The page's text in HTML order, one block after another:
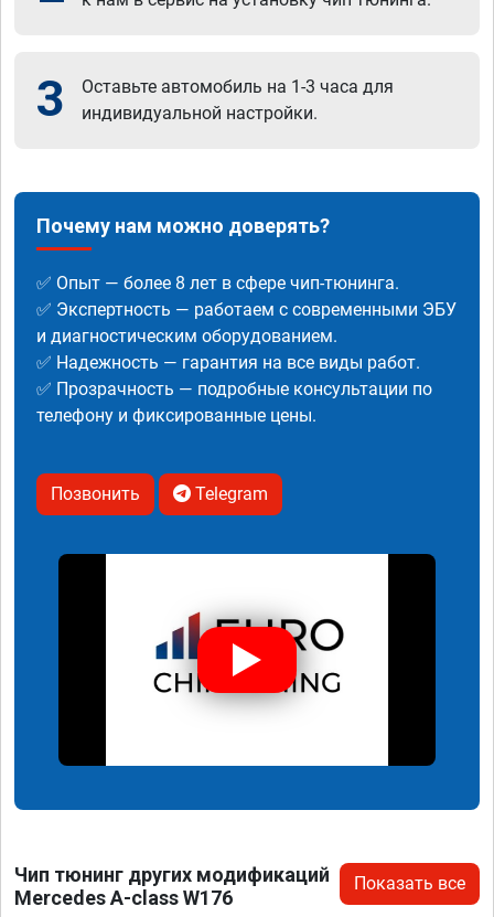
3
Оставьте автомобиль на 1-3 часа для
индивидуальной настройки.
Почему нам можно доверять?
✅ Опыт — более 8 лет в сфере чип-тюнинга.
✅ Экспертность — работаем с современными ЭБУ
и диагностическим оборудованием.
✅ Надежность — гарантия на все виды работ.
✅ Прозрачность — подробные консультации по
телефону и фиксированные цены.
Позвонить Telegram
Чип тюнинг других модификаций
Mercedes A-class W176
Показать все